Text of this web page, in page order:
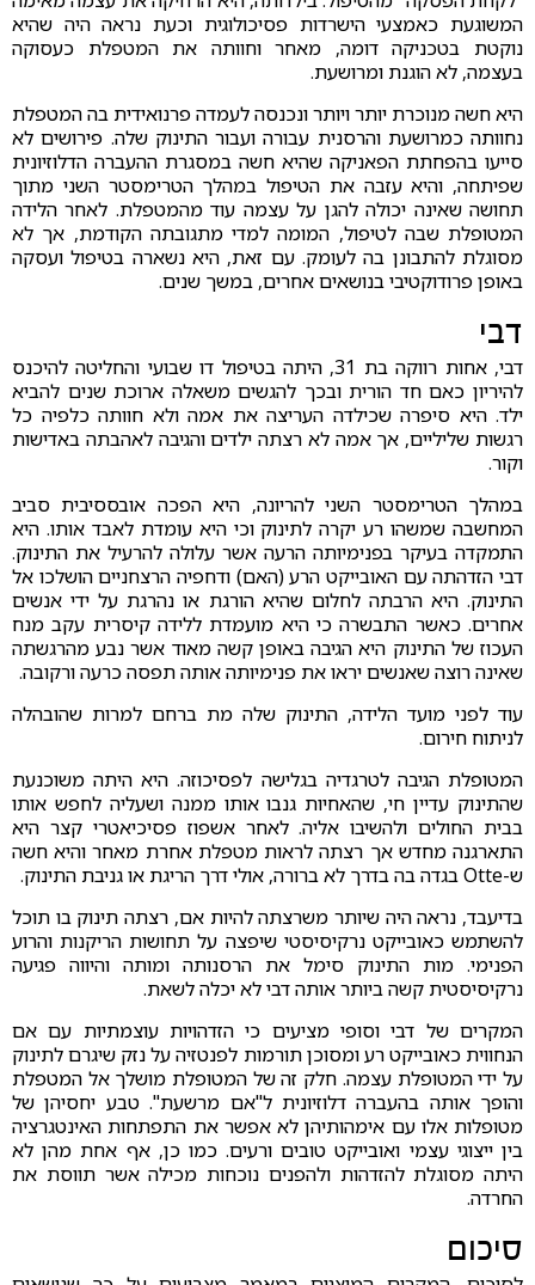
המשוגעת כאמצעי הישרדות פסיכולוגית וכעת נראה היה שהיא
נוקטת בטכניקה דומה, מאחר וחוותה את המטפלת כעסוקה
בעצמה, לא הוגנת ומרושעת.
היא חשה מנוכרת יותר ויותר ונכנסה לעמדה פרנואידית בה המטפלת
נחוותה כמרושעת והרסנית עבורה ועבור התינוק שלה. פירושים לא
סייעו בהפחתת הפאניקה שהיא חשה במסגרת ההעברה הדלוזיונית
שפיתחה, והיא עזבה את הטיפול במהלך הטרימסטר השני מתוך
תחושה שאינה יכולה להגן על עצמה עוד מהמטפלת. לאחר הלידה
המטופלת שבה לטיפול, המומה למדי מתגובתה הקודמת, אך לא
מסוגלת להתבונן בה לעומק. עם זאת, היא נשארה בטיפול ועסקה
באופן פרודוקטיבי בנושאים אחרים, במשך שנים.
דבי
דבי, אחות רווקה בת 31, היתה בטיפול דו שבועי והחליטה להיכנס
להיריון כאם חד הורית ובכך להגשים משאלה ארוכת שנים להביא
ילד. היא סיפרה שכילדה העריצה את אמה ולא חוותה כלפיה כל
רגשות שליליים, אך אמה לא רצתה ילדים והגיבה לאהבתה באדישות
וקור.
במהלך הטרימסטר השני להריונה, היא הפכה אובססיבית סביב
המחשבה שמשהו רע יקרה לתינוק וכי היא עומדת לאבד אותו. היא
התמקדה בעיקר בפנימיותה הרעה אשר עלולה להרעיל את התינוק.
דבי הזדהתה עם האובייקט הרע (האם) ודחפיה הרצחניים הושלכו אל
התינוק. היא הרבתה לחלום שהיא הורגת או נהרגת על ידי אנשים
אחרים. כאשר התבשרה כי היא מועמדת ללידה קיסרית עקב מנח
העכוז של התינוק היא הגיבה באופן קשה מאוד אשר נבע מהרגשתה
שאינה רוצה שאנשים יראו את פנימיותה אותה תפסה כרעה ורקובה.
עוד לפני מועד הלידה, התינוק שלה מת ברחם למרות שהובהלה
לניתוח חירום.
המטופלת הגיבה לטרגדיה בגלישה לפסיכוזה. היא היתה משוכנעת
שהתינוק עדיין חי, שהאחיות גנבו אותו ממנה ושעליה לחפש אותו
בבית החולים ולהשיבו אליה. לאחר אשפוז פסיכיאטרי קצר היא
התארגנה מחדש אך רצתה לראות מטפלת אחרת מאחר והיא חשה
ש-Otte בגדה בה בדרך לא ברורה, אולי דרך הריגת או גניבת התינוק.
בדיעבד, נראה היה שיותר משרצתה להיות אם, רצתה תינוק בו תוכל
להשתמש כאובייקט נרקיסיסטי שיפצה על תחושות הריקנות והרוע
הפנימי. מות התינוק סימל את הרסנותה ומותה והיווה פגיעה
נרקיסיסטית קשה ביותר אותה דבי לא יכלה לשאת.
המקרים של דבי וסופי מציעים כי הזדהויות עוצמתיות עם אם
הנחווית כאובייקט רע ומסוכן תורמות לפנטזיה על נזק שיגרם לתינוק
על ידי המטופלת עצמה. חלק זה של המטופלת מושלך אל המטפלת
והופך אותה בהעברה דלוזיונית ל"אם מרשעת". טבע יחסיהן של
מטופלות אלו עם אימהותיהן לא אפשר את התפתחות האינטגרציה
בין ייצוגי עצמי ואובייקט טובים ורעים. כמו כן, אף אחת מהן לא
היתה מסוגלת להזדהות ולהפנים נוכחות מכילה אשר תווסת את
החרדה.
סיכום